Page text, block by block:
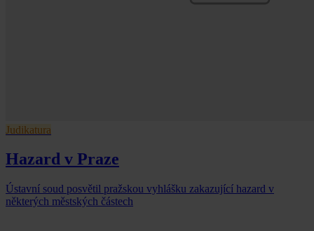
Judikatura
Hazard v Praze
Ústavní soud posvětil pražskou vyhlášku zakazující hazard v
některých městských částech